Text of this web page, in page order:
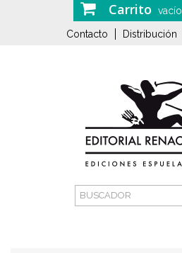
Carrito vacío
Contacto Distribución